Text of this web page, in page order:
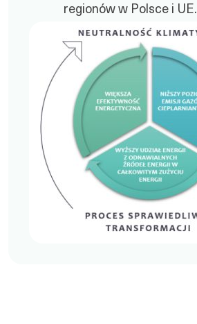
regionów w Polsce i UE.